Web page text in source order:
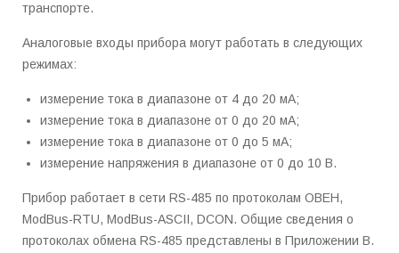
транспорте.
Аналоговые входы прибора могут работать в следующих
режимах:
измерение тока в диапазоне от 4 до 20 мА;
измерение тока в диапазоне от 0 до 20 мА;
измерение тока в диапазоне от 0 до 5 мА;
измерение напряжения в диапазоне от 0 до 10 В.
Прибор работает в сети RS-485 по протоколам ОВЕН,
ModBus-RTU, ModBus-ASCII, DCON. Общие сведения о
протоколах обмена RS-485 представлены в Приложении В.